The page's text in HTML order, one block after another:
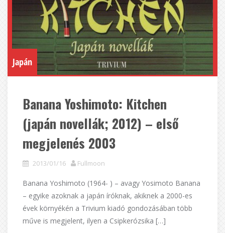
Japán
Banana Yoshimoto: Kitchen
(japán novellák; 2012) – első
megjelenés 2003
2013/01/16 Fullmoon
Banana Yoshimoto (1964- ) – avagy Yosimoto Banana
– egyike azoknak a japán íróknak, akiknek a 2000-es
évek környékén a Trivium kiadó gondozásában több
műve is megjelent, ilyen a Csipkerózsika […]